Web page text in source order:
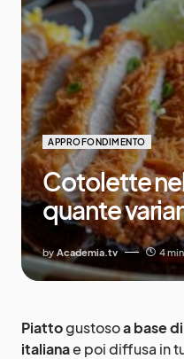
APPROFONDIMENTO
Cotolette
quante
by Academia.tv 4
Piattogustosoa base
italianae poi diffusa in